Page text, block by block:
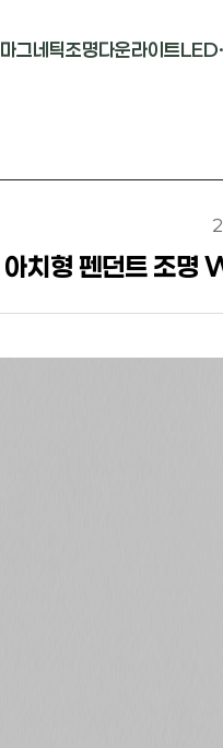
마그네틱조명
M2824R
다운라이트
사각 COB
바
아치형 펜던트 조